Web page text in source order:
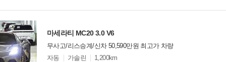
션
마세라티 MC20 3.0 V6
무사고/리스승계/신차 50,590만원 최고가 차량
모
자동 가솔린 1,200km